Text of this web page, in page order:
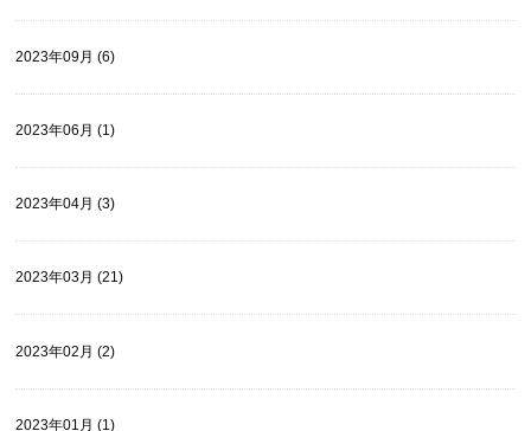
2023年09月 (6)
2023年06月 (1)
2023年04月 (3)
2023年03月 (21)
2023年02月 (2)
2023年01月 (1)